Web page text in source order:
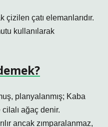
çizilen çatı elemanlarıdır.
kullanılarak
planyalanmış; Kaba
cilalı ağaç denir.
ancak zımparalanmaz,